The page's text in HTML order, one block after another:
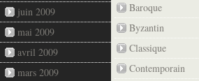
juin 2009
mai 2009
avril 2009
mars 2009
Baroque
Byzantin
Classique
Contemporain